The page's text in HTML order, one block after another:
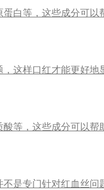
白等，这些成分可
这样口红才能更好
等，这些成分可以
是专门针对红血丝